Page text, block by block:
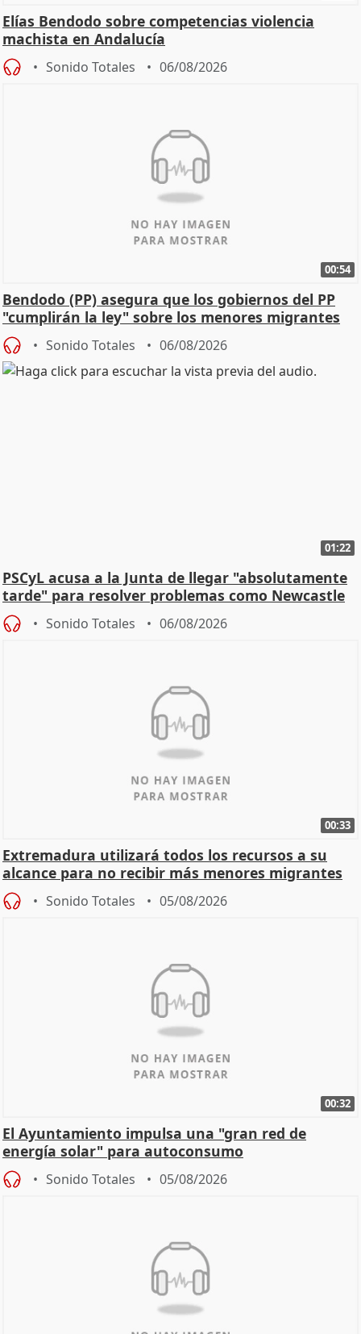
Elías Bendodo sobre competencias violencia
machista en Andalucía
Sonido Totales 06/08/2026
00:54
Bendodo (PP) asegura que los gobiernos del PP
"cumplirán la ley" sobre los menores migrantes
Sonido Totales 06/08/2026
01:22
PSCyL acusa a la Junta de llegar "absolutamente
tarde" para resolver problemas como Newcastle
Sonido Totales 06/08/2026
00:33
Extremadura utilizará todos los recursos a su
alcance para no recibir más menores migrantes
Sonido Totales 05/08/2026
00:32
El Ayuntamiento impulsa una "gran red de
energía solar" para autoconsumo
Sonido Totales 05/08/2026